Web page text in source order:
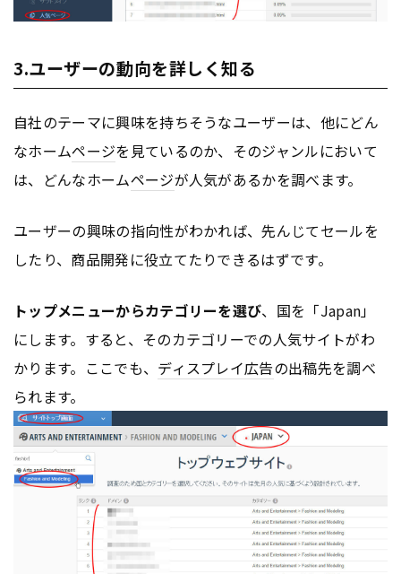
3.ユーザーの動向を詳しく知る
自社のテーマに興味を持ちそうなユーザーは、他にどん
なホームページを見ているのか、そのジャンルにおいて
は、どんなホームページが人気があるかを調べます。
ユーザーの興味の指向性がわかれば、先んじてセールを
したり、商品開発に役立てたりできるはずです。
トップメニューからカテゴリーを選び、国を「Japan」
にします。すると、そのカテゴリーでの人気サイトがわ
かります。ここでも、 ディスプレイ広告の出稿先を調べ
られます。